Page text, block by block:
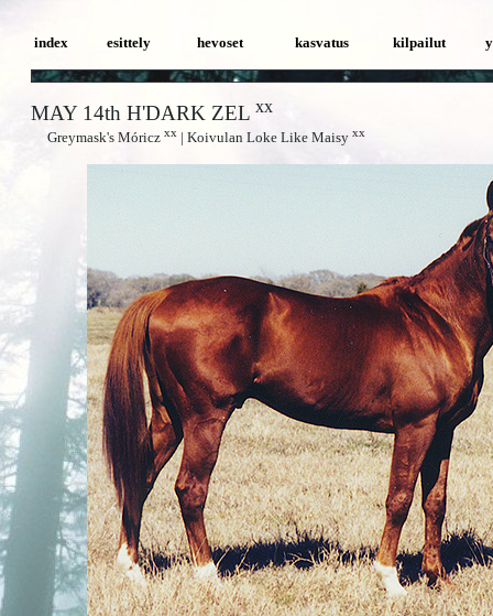
index esittely hevoset kasvatus kilpailut
MAY 14th H'DARK ZEL xx
Greymask's Móricz xx | Koivulan Loke Like Maisy xx